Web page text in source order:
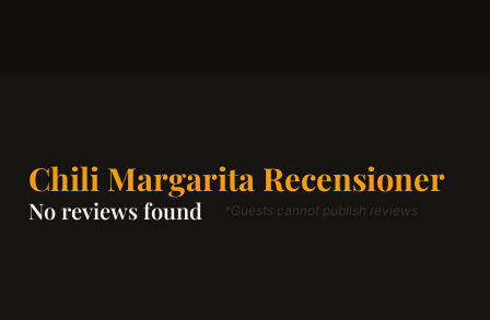
Chili Margarita Recensioner
No reviews found *Guests cannot publish reviews